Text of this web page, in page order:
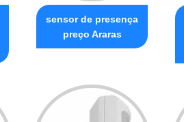
sensor de presença
preço Araras